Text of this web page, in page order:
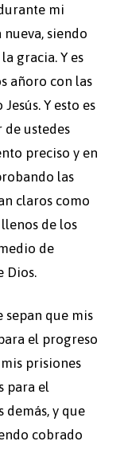
mi
siendo
gracia. Y es
añoro con las
Y esto es
ustedes
preciso y en
las
claros como
de los
de
Dios.
sepan que mis
el progreso
prisiones
para el
y que
cobrado